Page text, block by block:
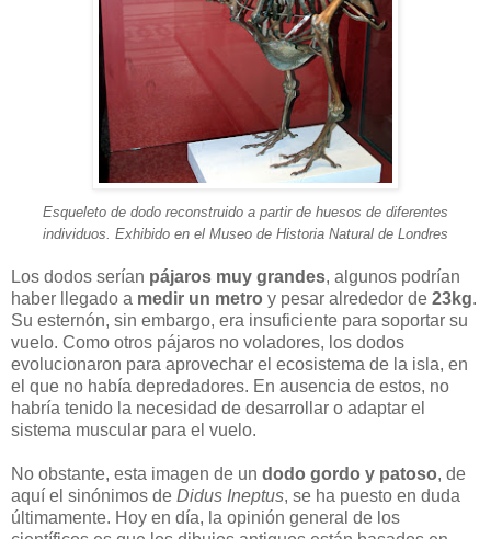
Esqueleto de dodo reconstruido a partir de huesos de diferentes
individuos. Exhibido en el Museo de Historia Natural de Londres
Los dodos serían pájaros muy grandes, algunos podrían
haber llegado a medir un metro y pesar alrededor de 23kg.
Su esternón, sin embargo, era insuficiente para soportar su
vuelo. Como otros pájaros no voladores, los dodos
evolucionaron para aprovechar el ecosistema de la isla, en
el que no había depredadores. En ausencia de estos, no
habría tenido la necesidad de desarrollar o adaptar el
sistema muscular para el vuelo.
No obstante, esta imagen de un dodo gordo y patoso, de
aquí el sinónimos de Didus Ineptus, se ha puesto en duda
últimamente. Hoy en día, la opinión general de los